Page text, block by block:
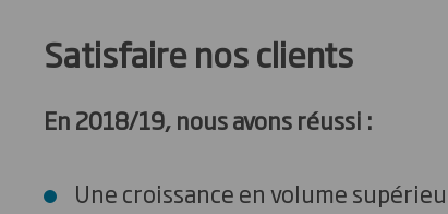
Satisfaire nos clients
En 2018/19, nous avons réussi :
Une croissance en volume